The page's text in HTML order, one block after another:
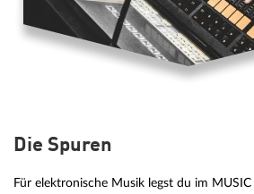
Die Spuren
Für elektronische Musik legst du im